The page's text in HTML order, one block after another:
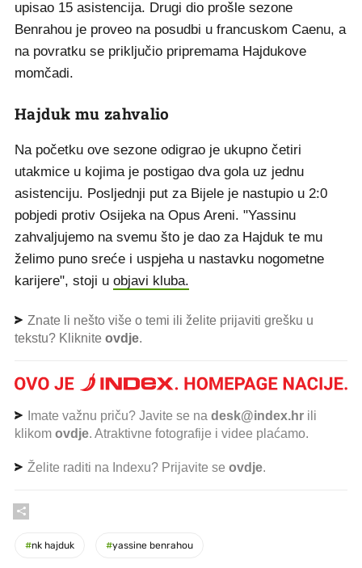
upisao 15 asistencija. Drugi dio prošle sezone
Benrahou je proveo na posudbi u francuskom Caenu, a
na povratku se priključio pripremama Hajdukove
momčadi.
Hajduk mu zahvalio
Na početku ove sezone odigrao je ukupno četiri
utakmice u kojima je postigao dva gola uz jednu
asistenciju. Posljednji put za Bijele je nastupio u 2:0
pobjedi protiv Osijeka na Opus Areni. "Yassinu
zahvaljujemo na svemu što je dao za Hajduk te mu
želimo puno sreće i uspjeha u nastavku nogometne
karijere", stoji u objavi kluba.
Znate li nešto više o temi ili želite prijaviti grešku u
tekstu? Kliknite ovdje.
Imate važnu priču? Javite se na desk@index.hr ili
klikom ovdje. Atraktivne fotografije i videe plaćamo.
Želite raditi na Indexu? Prijavite se ovdje.
#nk hajduk #yassine benrahou